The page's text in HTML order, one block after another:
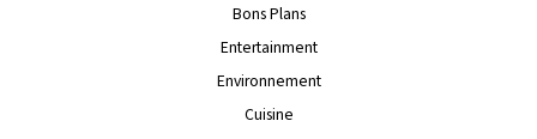
Bons Plans
Entertainment
Environnement
Cuisine